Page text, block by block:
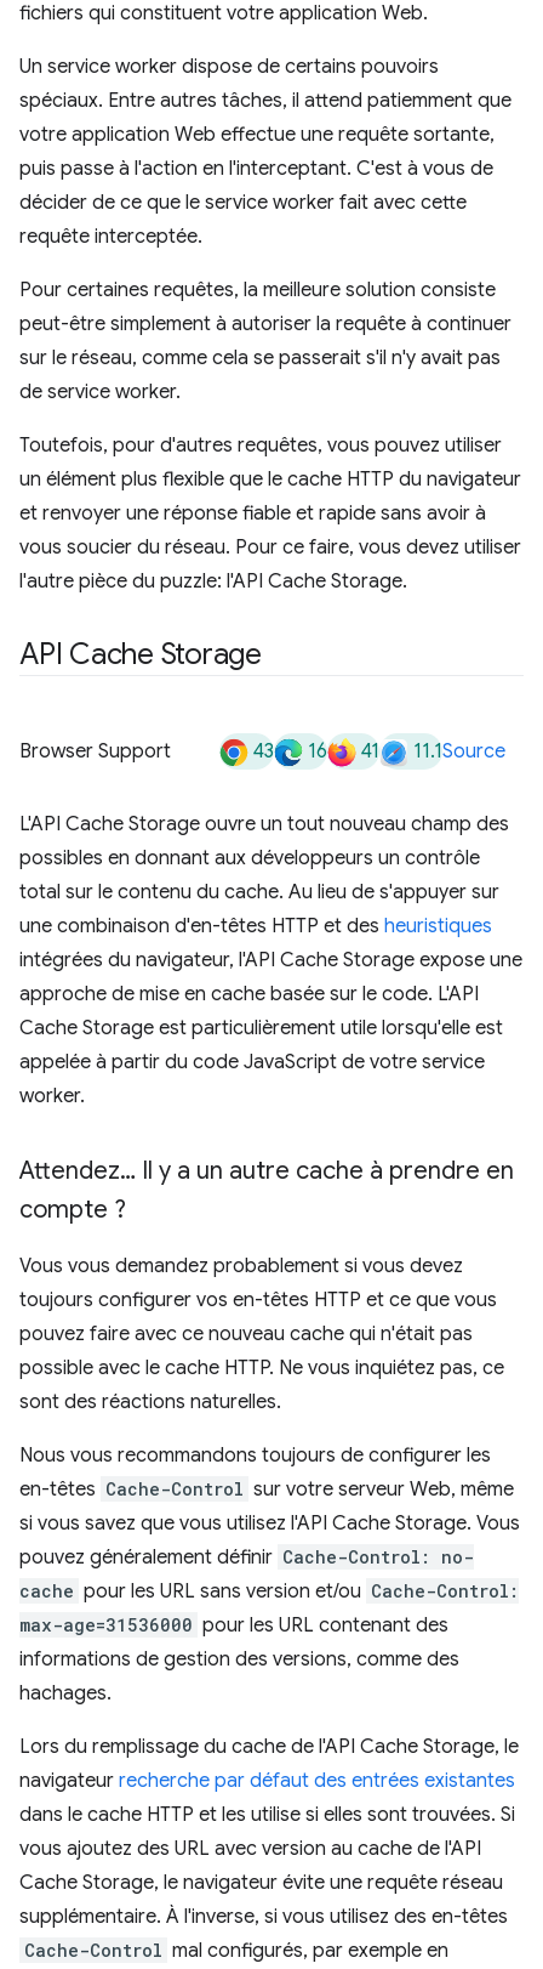
fichiers qui constituent votre application Web.
Un service worker dispose de certains pouvoirs
spéciaux. Entre autres tâches, il attend patiemment que
votre application Web effectue une requête sortante,
puis passe à l'action en l'interceptant. C'est à vous de
décider de ce que le service worker fait avec cette
requête interceptée.
Pour certaines requêtes, la meilleure solution consiste
peut-être simplement à autoriser la requête à continuer
sur le réseau, comme cela se passerait s'il n'y avait pas
de service worker.
Toutefois, pour d'autres requêtes, vous pouvez utiliser
un élément plus flexible que le cache HTTP du navigateur
et renvoyer une réponse fiable et rapide sans avoir à
vous soucier du réseau. Pour ce faire, vous devez utiliser
l'autre pièce du puzzle: l'API Cache Storage.
API Cache Storage
Browser Support 43 16 41 11.1Source
L'API Cache Storage ouvre un tout nouveau champ des
possibles en donnant aux développeurs un contrôle
total sur le contenu du cache. Au lieu de s'appuyer sur
une combinaison d'en-têtes HTTP et des heuristiques
intégrées du navigateur, l'API Cache Storage expose une
approche de mise en cache basée sur le code. L'API
Cache Storage est particulièrement utile lorsqu'elle est
appelée à partir du code JavaScript de votre service
worker.
Attendez… Il y a un autre cache à prendre en
compte ?
Vous vous demandez probablement si vous devez
toujours configurer vos en-têtes HTTP et ce que vous
pouvez faire avec ce nouveau cache qui n'était pas
possible avec le cache HTTP. Ne vous inquiétez pas, ce
sont des réactions naturelles.
Nous vous recommandons toujours de configurer les
en-têtes Cache-Control sur votre serveur Web, même
si vous savez que vous utilisez l'API Cache Storage. Vous
pouvez généralement définir Cache-Control: no-
cache pour les URL sans version et/ou Cache-Control:
max-age=31536000 pour les URL contenant des
informations de gestion des versions, comme des
hachages.
Lors du remplissage du cache de l'API Cache Storage, le
navigateur recherche par défaut des entrées existantes
dans le cache HTTP et les utilise si elles sont trouvées. Si
vous ajoutez des URL avec version au cache de l'API
Cache Storage, le navigateur évite une requête réseau
supplémentaire. À l'inverse, si vous utilisez des en-têtes
Cache-Control mal configurés, par exemple en